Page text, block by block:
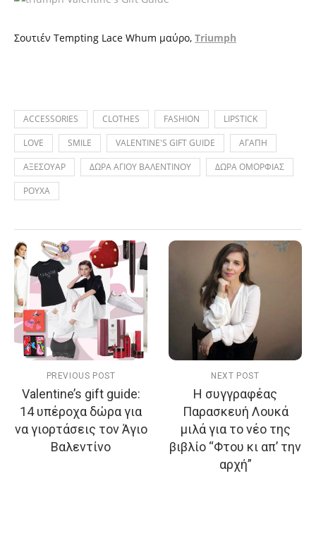
Σουτιέν Tempting Lace Whum μαύρο, Triumph
ACCESSORIES CLOTHES FASHION
LIPSTICK
LOVE
SMILE VALENTINE'S GIFT GUIDE
ΑΓΑΠΗ
ΑΞΕΣΟΥΑΡ
ΔΩΡΑ ΑΓΙΟΥ ΒΑΛΕΝΤΙΝΟΥ
ΔΩΡΑ ΟΜΟΡΦΙΑΣ
ΡΟΥΧΑ
PREVIOUS POST
Valentine’s gift guide:
14 υπέροχα δώρα για
να γιορτάσεις τον Άγιο
Βαλεντίνο
NEXT POST
Η συγγραφέας
Παρασκευή Λουκά
μιλά για το νέο της
βιβλίο “Φτου κι απ’ την
αρχή”